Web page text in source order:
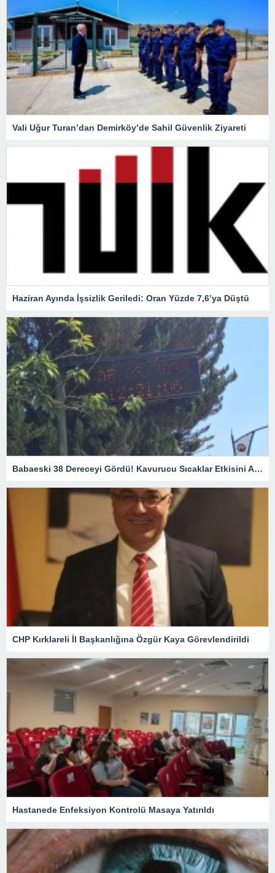
Vali Uğur Turan’dan Demirköy’de Sahil Güvenlik Ziyareti
Haziran Ayında İşsizlik Geriledi: Oran Yüzde 7,6’ya Düştü
Babaeski 38 Dereceyi Gördü! Kavurucu Sıcaklar Etkisini Artırıyor
CHP Kırklareli İl Başkanlığına Özgür Kaya Görevlendirildi
Hastanede Enfeksiyon Kontrolü Masaya Yatırıldı